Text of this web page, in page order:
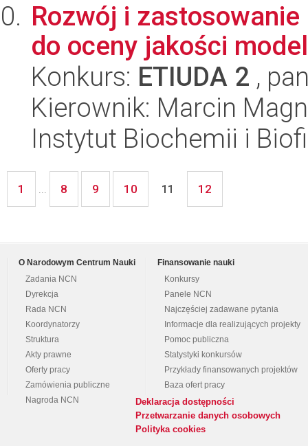
Rozwój i
do oceny jakości
Konkurs: ETIUDA 2 ,
Kierownik: Marcin
Instytut Biochemii i
1 ... 8 9 10 11 12
O Narodowym Centrum Nauki
Zadania NCN
Dyrekcja
Rada NCN
Koordynatorzy
Struktura
Akty prawne
Oferty pracy
Zamówienia publiczne
Nagroda NCN
Finansowanie nauki
Konkursy
Panele NCN
Najczęściej zadawane pytania
Informacje dla realizujących projekty
Pomoc publiczna
Statystyki konkursów
Przykłady finansowanych projektów
Baza ofert pracy
Deklaracja dostępności
Przetwarzanie danych osobowych
Polityka cookies